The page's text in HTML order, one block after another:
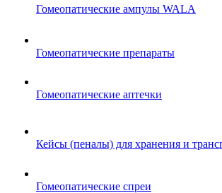
Гомеопатические ампулы WALA
Гомеопатические препараты
Гомеопатические аптечки
Кейсы (пеналы) для хранения и
Гомеопатические спреи